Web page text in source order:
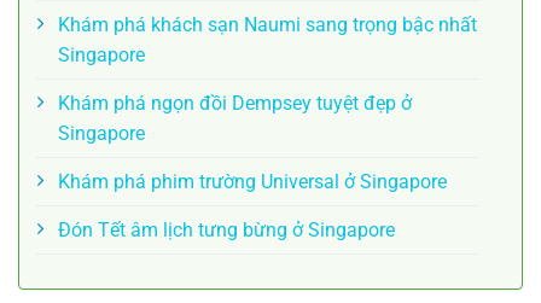
Khám phá khách sạn Naumi sang trọng bậc nhất
Singapore
Khám phá ngọn đồi Dempsey tuyệt đẹp ở
Singapore
Khám phá phim trường Universal ở Singapore
Đón Tết âm lịch tưng bừng ở Singapore